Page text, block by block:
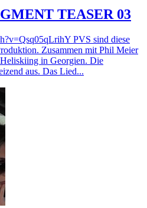
TEASER 03
PVS sind diese
Zusammen mit Phil Meier
in Georgien. Die
aus. Das Lied...